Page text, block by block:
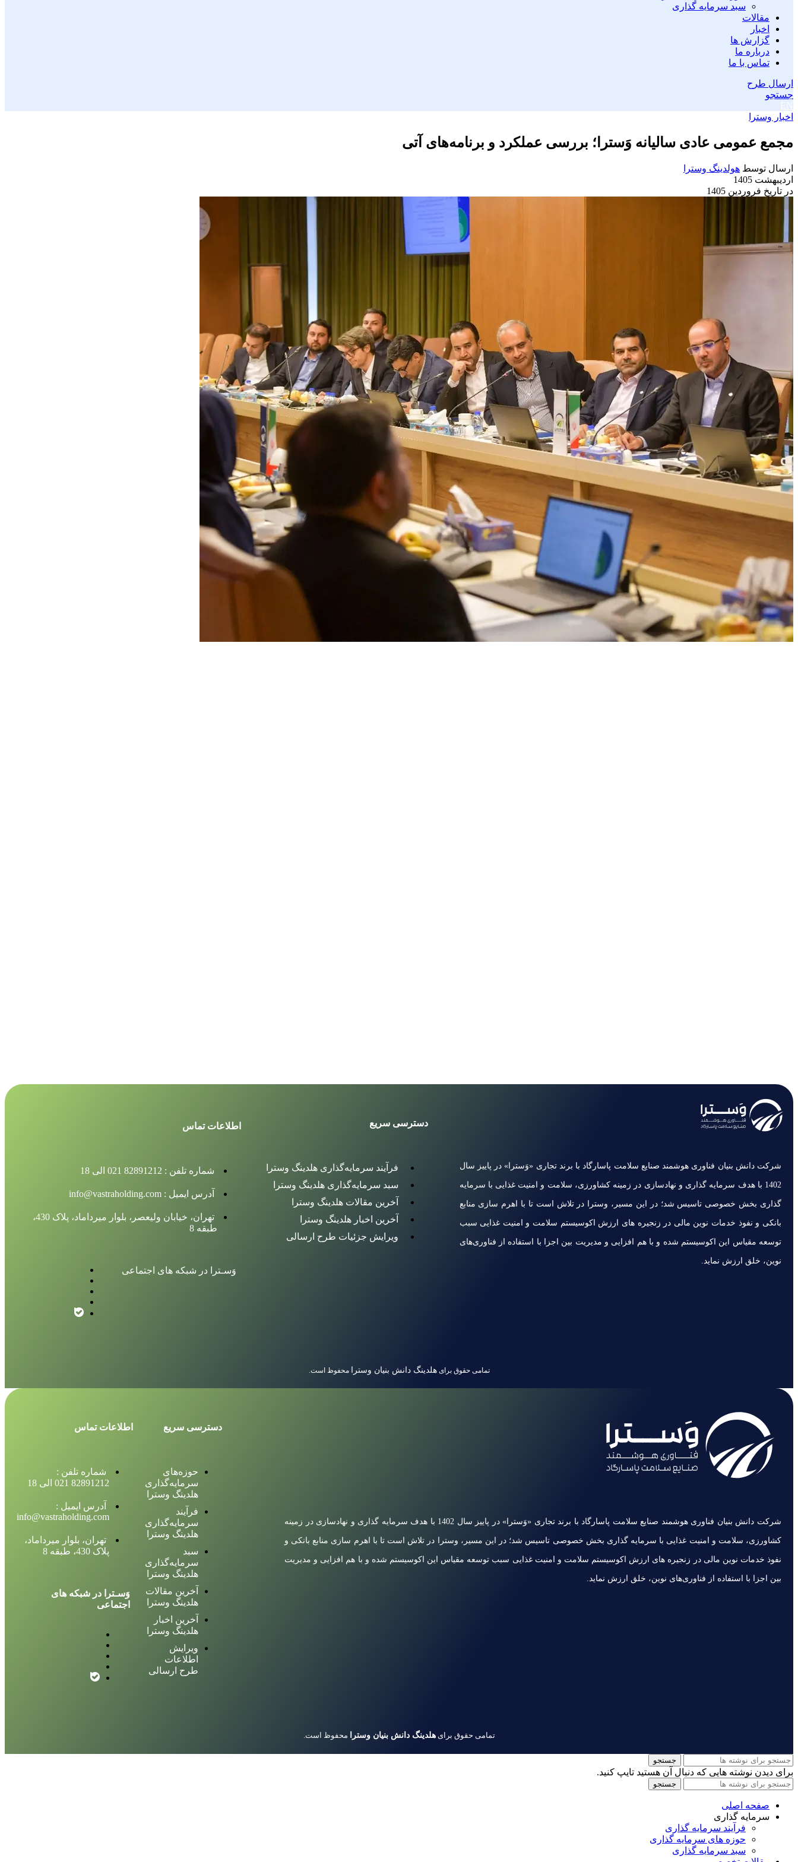
سبد سرمایه گذاری
مقالات
اخبار
گزارش ها
درباره ما
تماس با ما
ارسال طرح
جستجو
EN
اخبار وسترا
مجمع عمومی عادی سالیانه وَسترا؛ بررسی عملکرد و برنامه‌های آتی
ارسال توسط هولدینگ وسترا
اردیبهشت 1405
در تاریخ فروردین 1405
شرکت دانش بنیان فناوری هوشمند صنایع سلامت پاسارگاد با برند تجاری «وَسترا» در پاییز سال
1402 با هدف سرمایه گذاری و نهادسازی در زمینه کشاورزی، سلامت و امنیت غذایی با سرمایه
گذاری بخش خصوصی تاسیس شد؛ در این مسیر، وسترا در تلاش است تا با اهرم سازی منابع
بانکی و نفوذ خدمات نوین مالی در زنجیره های ارزش اکوسیستم سلامت و امنیت غذایی سبب
توسعه مقیاس این اکوسیستم شده و با هم افزایی و مدیریت بین اجزا با استفاده از فناوری‌های
نوین، خلق ارزش نماید.
دسترسی سریع
فرآیند سرمایه‌گذاری هلدینگ وسترا
سبد سرمایه‌گذاری هلدینگ وسترا
آخرین مقالات هلدینگ وسترا
آخرین اخبار هلدینگ وسترا
ویرایش جزئیات طرح ارسالی
اطلاعات تماس
شماره تلفن : 82891212 021 الی 18
آدرس ایمیل : info@vastraholding.com
تهران، خیابان ولیعصر، بلوار میرداماد، پلاک 430،
طبقه 8
وَسـترا در شبکه های اجتماعی
تمامی حقوق برایهلدینگ دانش بنیان وسترا محفوظ است.
شرکت دانش بنیان فناوری هوشمند صنایع سلامت پاسارگاد با برند تجاری «وَسترا» در پاییز سال 1402 با هدف سرمایه گذاری و نهادسازی در زمینه
کشاورزی، سلامت و امنیت غذایی با سرمایه گذاری بخش خصوصی تاسیس شد؛ در این مسیر، وسترا در تلاش است تا با اهرم سازی منابع بانکی و
نفوذ خدمات نوین مالی در زنجیره های ارزش اکوسیستم سلامت و امنیت غذایی سبب توسعه مقیاس این اکوسیستم شده و با هم افزایی و مدیریت
بین اجزا با استفاده از فناوری‌های نوین، خلق ارزش نماید.
دسترسی سریع
حوزه‌های
سرمایه‌گذاری
هلدینگ وسترا
فرآیند
سرمایه‌گذاری
هلدینگ وسترا
سبد
سرمایه‌گذاری
هلدینگ وسترا
آخرین مقالات
هلدینگ وسترا
آخرین اخبار
هلدینگ وسترا
ویرایش
اطلاعات
طرح ارسالی
اطلاعات تماس
شماره تلفن :
82891212 021 الی 18
آدرس ایمیل :
info@vastraholding.com
تهران، بلوار میرداماد،
پلاک 430، طبقه 8
وَسـترا در شبکه های
اجتماعی
تمامی حقوق برایهلدینگ دانش بنیان وسترا محفوظ است.
جستجو
برای دیدن نوشته هایی که دنبال آن هستید تایپ کنید.
جستجو
صفحه اصلی
سرمایه گذاری
فرآیند سرمایه گذاری
حوزه های سرمایه گذاری
سبد سرمایه گذاری